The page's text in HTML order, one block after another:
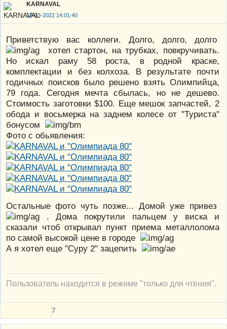
KARNAVAL
17-03-2022 14:01:40
Приветствую вас коллеги. Долго, долго, долго
хотел стартон, на трубках, повкручивать.
Но искал раму 58 роста, в родной краске,
комплектации и без колхоза. В результате почти
годичных поисков было решено взять Олимпийца,
79 года. Сегодня мечта сбылась, но не дешево.
Стоимость заготовки $100. Еще мешок запчастей, 2
обода и восьмерка на заднем колесе от "Туриста"
бонусом
Фото с обьявления:
Остальные фото чуть позже... Домой уже привез
. Дома покрутили пальцем у виска и
сказали чтоб открывал пункт приема металлолома
по самой высокой цене в городе
А я хотел еще "Суру 2" зацепить
Пользователь находится в режиме "только для чтения".
7